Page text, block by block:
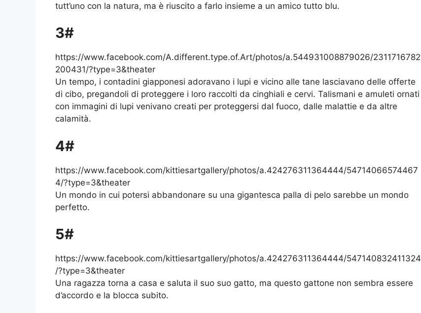
tutt’uno con la natura, ma è riuscito a farlo insieme a un amico tutto blu.
3#
https://www.facebook.com/A.different.type.of.Art/photos/a.544931008879026/2311716782
200431/?type=3&theater
Un tempo, i contadini giapponesi adoravano i lupi e vicino alle tane lasciavano delle offerte
di cibo, pregandoli di proteggere i loro raccolti da cinghiali e cervi. Talismani e amuleti ornati
con immagini di lupi venivano creati per proteggersi dal fuoco, dalle malattie e da altre
calamità.
4#
https://www.facebook.com/kittiesartgallery/photos/a.424276311364444/54714066574467
4/?type=3&theater
Un mondo in cui potersi abbandonare su una gigantesca palla di pelo sarebbe un mondo
perfetto.
5#
https://www.facebook.com/kittiesartgallery/photos/a.424276311364444/547140832411324
/?type=3&theater
Una ragazza torna a casa e saluta il suo suo gatto, ma questo gattone non sembra essere
d’accordo e la blocca subito.